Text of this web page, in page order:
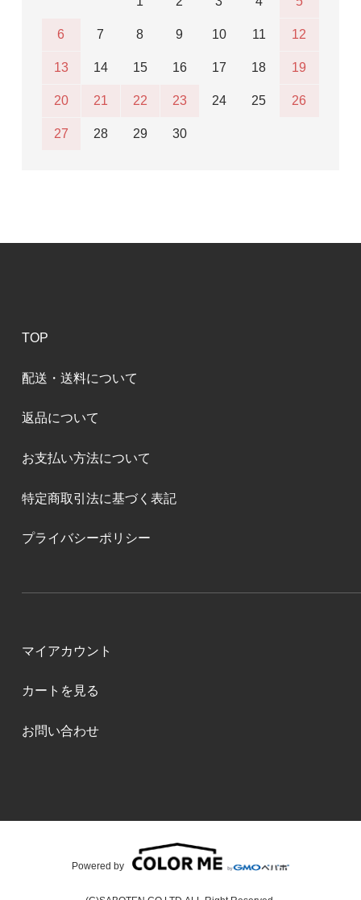
6 7 8 9 10 11 12
13 14 15 16 17 18 19
20 21 22 23 24 25 26
27 28 29 30
TOP
配送・送料について
返品について
お支払い方法について
特定商取引法に基づく表記
プライバシーポリシー
マイアカウント
カートを見る
お問い合わせ
Powered by